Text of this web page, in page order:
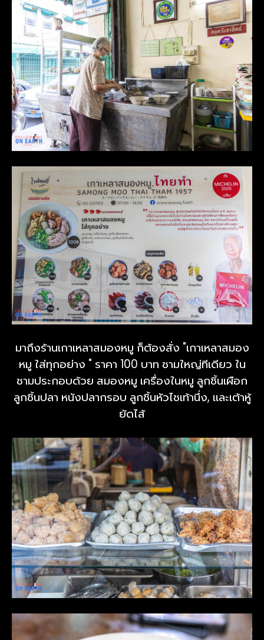
มาถึงร้านเกาเหลาสมองหมู ก็ต้องสั่ง "เกาเหลาสมอง
หมู ใส่ทุกอย่าง " ราคา 100 บาท ชามใหญ่ทีเดียว ใน
ชามประกอบด้วย สมองหมู เครื่องในหมู ลูกชิ้นเผือก
ลูกชิ้นปลา หนังปลากรอบ ลูกชิ้นหัวไชเท้านึ่ง, และเต้าหู้
ยัดไส้